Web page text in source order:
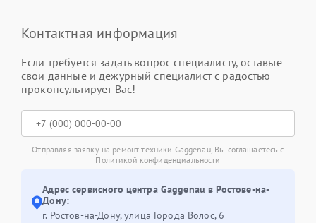
Контактная информация
Если требуется задать вопрос специалисту, оставьте
свои данные и дежурный специалист с радостью
проконсультирует Вас!
Отправляя заявку на ремонт техники Gaggenau, Вы соглашаетесь с
Политикой конфиденциальности
Адрес сервисного центра Gaggenau в Ростове-на-
Дону:
г. Ростов-на-Дону, улица Города Волос, 6